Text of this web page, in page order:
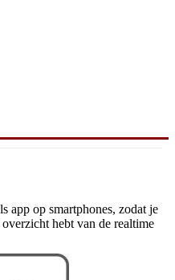
app op smartphones, zodat je
hebt van de realtime